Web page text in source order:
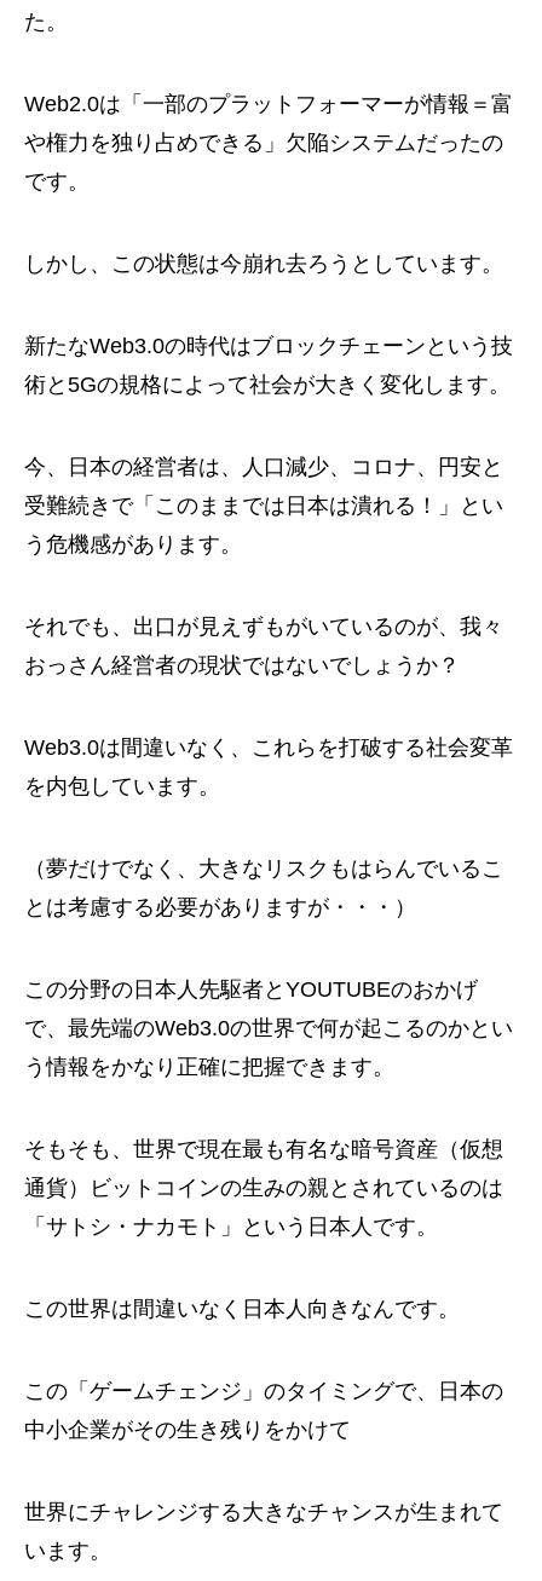
た。
Web2.0は「一部のプラットフォーマーが情報＝富
や権力を独り占めできる」欠陥システムだったの
です。
しかし、この状態は今崩れ去ろうとしています。
新たなWeb3.0の時代はブロックチェーンという技
術と5Gの規格によって社会が大きく変化します。
今、日本の経営者は、人口減少、コロナ、円安と
受難続きで「このままでは日本は潰れる！」とい
う危機感があります。
それでも、出口が見えずもがいているのが、我々
おっさん経営者の現状ではないでしょうか？
Web3.0は間違いなく、これらを打破する社会変革
を内包しています。
（夢だけでなく、大きなリスクもはらんでいるこ
とは考慮する必要がありますが・・・）
この分野の日本人先駆者とYOUTUBEのおかげ
で、最先端のWeb3.0の世界で何が起こるのかとい
う情報をかなり正確に把握できます。
そもそも、世界で現在最も有名な暗号資産（仮想
通貨）ビットコインの生みの親とされているのは
「サトシ・ナカモト」という日本人です。
この世界は間違いなく日本人向きなんです。
この「ゲームチェンジ」のタイミングで、日本の
中小企業がその生き残りをかけて
世界にチャレンジする大きなチャンスが生まれて
います。